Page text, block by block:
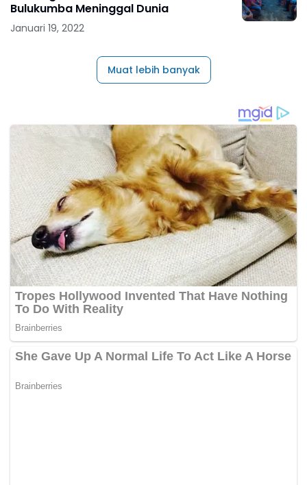
Bulukumba Meninggal Dunia
Januari 19, 2022
Muat lebih banyak